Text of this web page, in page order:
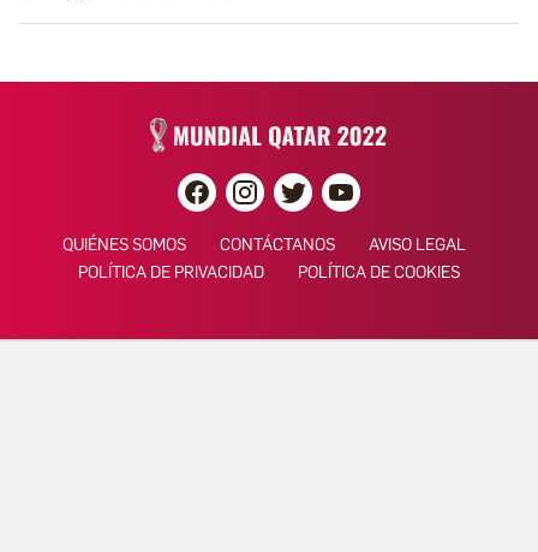
QUIÉNES SOMOS CONTÁCTANOS
AVISO LEGAL
POLÍTICA DE PRIVACIDAD
POLÍTICA DE COOKIES